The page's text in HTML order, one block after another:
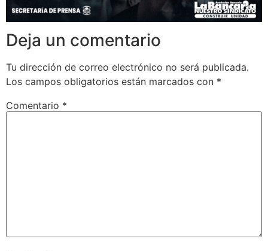
Deja un comentario
Tu dirección de correo electrónico no será publicada.
Los campos obligatorios están marcados con *
Comentario *